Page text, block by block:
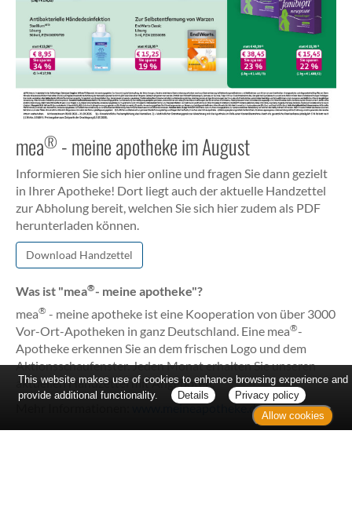
mea® - meine apotheke im August
Informieren Sie sich hier online und fragen Sie dann gezielt
in Ihrer Apotheke! Dort liegt auch der aktuelle Handzettel
zur Abholung bereit, welchen Sie sich hier zudem als PDF
herunterladen können.
Download Handzettel
Was ist "mea®- meine apotheke"?
mea® - meine apotheke ist eine Kooperation von über 3000
Vor-Ort-Apotheken in ganz Deutschland. Eine mea®-
Apotheke erkennen Sie an dem frischen Logo und dem
Aktionsschaufenster. Jeden Monat erhalten Sie unseren
aktuellen Handzettel mit Angeboten.
www.meineapotheke.de
This website makes use of cookies to enhance browsing experience and
provide additional functionality.
Details
Privacy policy
Allow cookies